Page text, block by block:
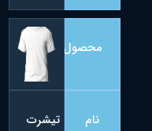
محصول
نام تیشرت